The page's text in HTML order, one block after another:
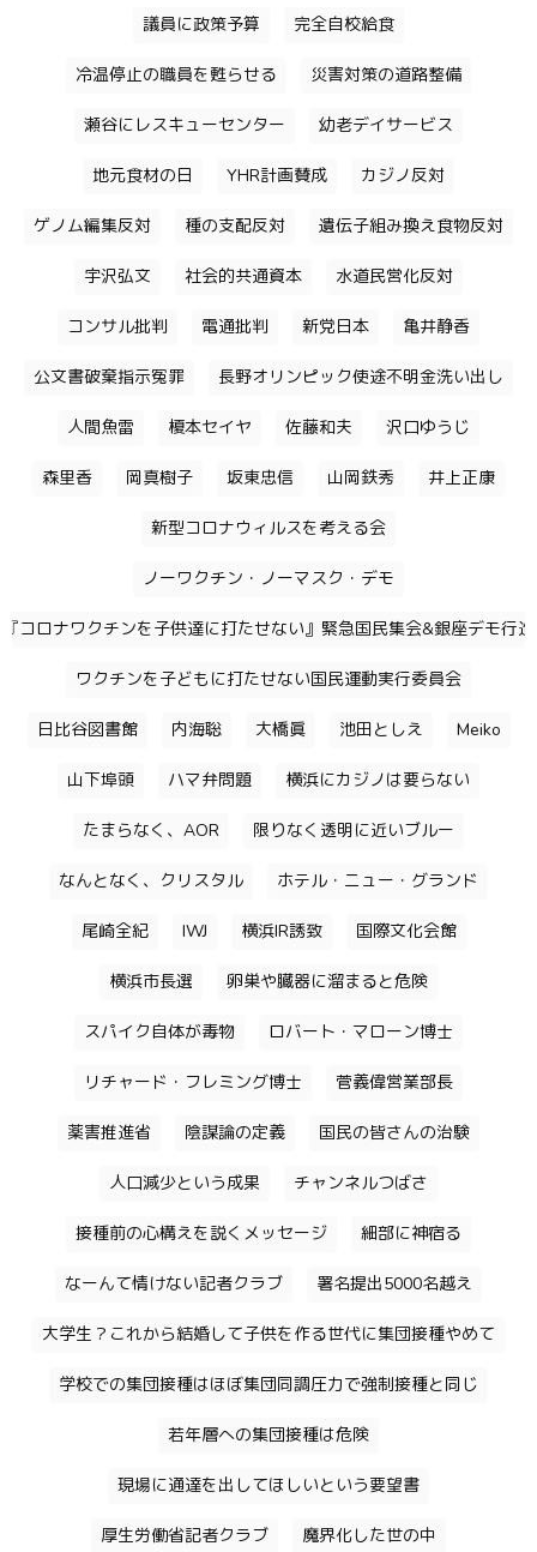
議員に政策予算 完全自校給食
冷温停止の職員を甦らせる 災害対策の道路整備
瀬谷にレスキューセンター 幼老デイサービス
地元食材の日 YHR計画賛成 カジノ反対
ゲノム編集反対 種の支配反対 遺伝子組み換え食物反対
宇沢弘文 社会的共通資本 水道民営化反対
コンサル批判 電通批判 新党日本 亀井静香
公文書破棄指示冤罪 長野オリンピック使途不明金洗い出し
人間魚雷 榎本セイヤ 佐藤和夫 沢口ゆうじ
森里香 岡真樹子 坂東忠信 山岡鉄秀 井上正康
新型コロナウィルスを考える会
ノーワクチン・ノーマスク・デモ
『コロナワクチンを子供達に打たせない』緊急国民集会&銀座デモ行進
ワクチンを子どもに打たせない国民運動実行委員会
日比谷図書館 内海聡 大橋眞 池田としえ Meiko
山下埠頭 ハマ弁問題 横浜にカジノは要らない
たまらなく、AOR 限りなく透明に近いブルー
なんとなく、クリスタル ホテル・ニュー・グランド
尾崎全紀 IWJ 横浜IR誘致 国際文化会館
横浜市長選 卵巣や臓器に溜まると危険
スパイク自体が毒物 ロバート・マローン博士
リチャード・フレミング博士 菅義偉営業部長
薬害推進省 陰謀論の定義 国民の皆さんの治験
人口減少という成果 チャンネルつばさ
接種前の心構えを説くメッセージ 細部に神宿る
なーんて情けない記者クラブ 署名提出5000名越え
大学生？これから結婚して子供を作る世代に集団接種やめて
学校での集団接種はほぼ集団同調圧力で強制接種と同じ
若年層への集団接種は危険
現場に通達を出してほしいという要望書
厚生労働省記者クラブ 魔界化した世の中